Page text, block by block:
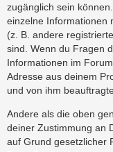
zugänglich sein
einzelne Informationen
(z. B. andere
sind. Wenn du Fragen
Informationen im
Adresse aus deinem
und von ihm
Andere als die oben
deiner Zustimmung an
auf Grund gesetzlicher